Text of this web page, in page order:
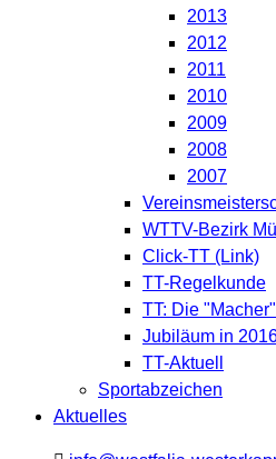
2013
2012
2011
2010
2009
2008
2007
WTTV-Bezirk
Click-TT (Link)
TT-Regelkunde
TT: Die
Jubiläum in
TT-Aktuell
Sportabzeichen
Aktuelles